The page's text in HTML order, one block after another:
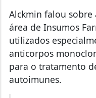
Alckmin falou sobre
área de Insumos
utilizados
anticorpos
para o tratamento
autoimunes.